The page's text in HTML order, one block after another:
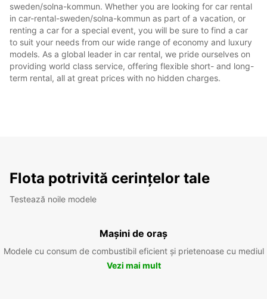
sweden/solna-kommun. Whether you are looking for car rental
in car-rental-sweden/solna-kommun as part of a vacation, or
renting a car for a special event, you will be sure to find a car
to suit your needs from our wide range of economy and luxury
models. As a global leader in car rental, we pride ourselves on
providing world class service, offering flexible short- and long-
term rental, all at great prices with no hidden charges.
Flota potrivită cerințelor tale
Testează noile modele
Mașini de oraș
Modele cu consum de combustibil eficient și prietenoase cu mediul
Vezi mai mult